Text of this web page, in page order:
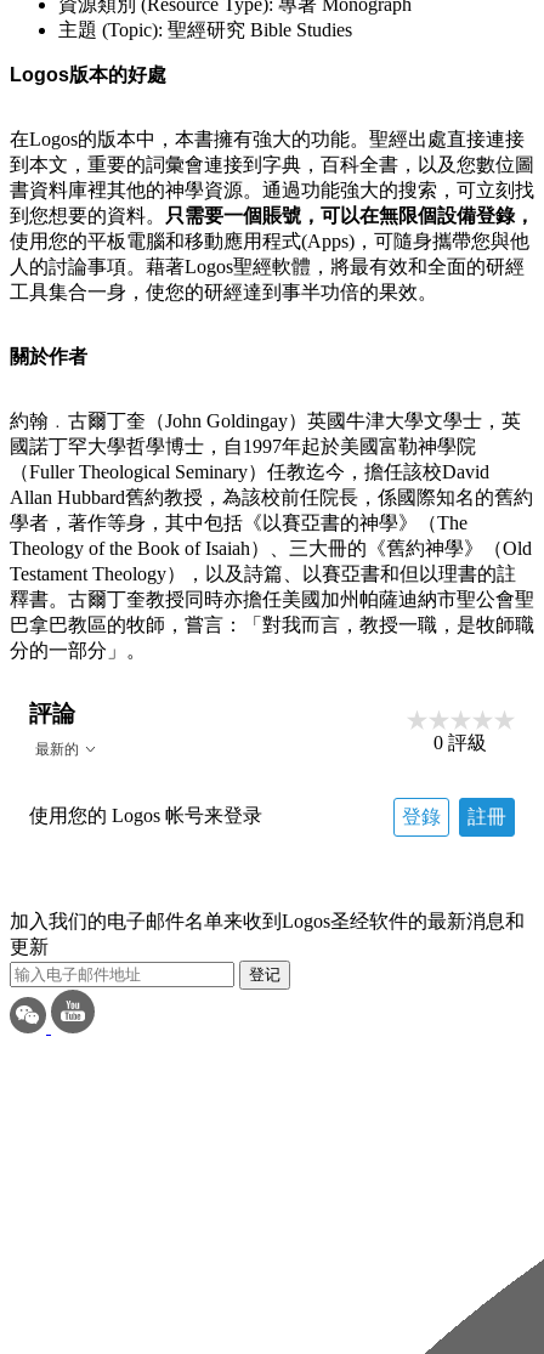
主題 (Topic): 聖經研究 Bible Studies
Logos版本的好處
在Logos的版本中，本書擁有強大的功能。聖經出處直接連接
到本文，重要的詞彙會連接到字典，百科全書，以及您數位圖
書資料庫裡其他的神學資源。通過功能強大的搜索，可立刻找
到您想要的資料。
只需要一個賬號，可以在無限個設備登錄，
使用您的平板電腦和移動應用程式(Apps)，可隨身攜帶您與他
人的討論事項。藉著Logos聖經軟體，將最有效和全面的研經
工具集合一身，使您的研經達到事半功倍的果效。
關於作者
約翰﹒古爾丁奎（John Goldingay）英國牛津大學文學士，英
國諾丁罕大學哲學博士，自1997年起於美國富勒神學院
（Fuller Theological Seminary）任教迄今，擔任該校David
Allan Hubbard舊約教授，為該校前任院長，係國際知名的舊約
學者，著作等身，其中包括《以賽亞書的神學》（The
Theology of the Book of Isaiah）、三大冊的《舊約神學》（Old
Testament Theology），以及詩篇、以賽亞書和但以理書的註
釋書。古爾丁奎教授同時亦擔任美國加州帕薩迪納市聖公會聖
巴拿巴教區的牧師，嘗言：「對我而言，教授一職，是牧師職
分的一部分」。
評論
最新的 0 評級
使用您的 Logos 帐号来登录 登錄 註冊
加入我们的电子邮件名单来收到Logos圣经软件的最新消息和
更新
登记